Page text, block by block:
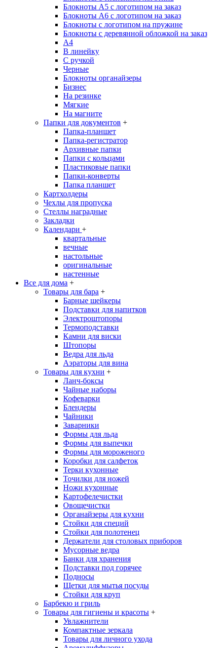
Блокноты А5 с логотипом на заказ
Блокноты А6 с логотипом на заказ
Блокноты с логотипом на пружине
Блокноты с деревянной обложкой на заказ
A4
В линейку
С ручкой
Черные
Блокноты органайзеры
Бизнес
На резинке
Мягкие
На магните
Папки для документов +
Папка-планшет
Папка-регистратор
Архивные папки
Папки с кольцами
Пластиковые папки
Папки-конверты
Папка планшет
Картхолдеры
Чехлы для пропуска
Стеллы наградные
Закладки
Календари +
квартальные
вечные
настольные
оригинальные
настенные
Все для дома +
Товары для бара +
Барные шейкеры
Подставки для напитков
Электроштопоры
Термоподставки
Камни для виски
Штопоры
Ведра для льда
Аэраторы для вина
Товары для кухни +
Ланч-боксы
Чайные наборы
Кофеварки
Блендеры
Чайники
Заварники
Формы для льда
Формы для выпечки
Формы для мороженого
Коробки для салфеток
Терки кухонные
Точилки для ножей
Ножи кухонные
Картофелечистки
Овощечистки
Органайзеры для кухни
Стойки для специй
Стойки для полотенец
Держатели для столовых приборов
Мусорные ведра
Банки для хранения
Подставки под горячее
Подносы
Щетки для мытья посуды
Стойки для круп
Барбекю и гриль
Товары для гигиены и красоты +
Увлажнители
Компактные зеркала
Товары для личного ухода